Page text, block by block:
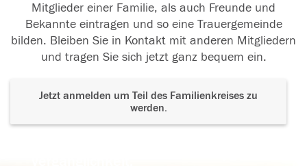
Mitglieder einer Familie, als auch Freunde und
Bekannte eintragen und so eine Trauergemeinde
bilden. Bleiben Sie in Kontakt mit anderen Mitgliedern
und tragen Sie sich jetzt ganz bequem ein.
Jetzt anmelden um Teil des Familienkreises zu
werden.